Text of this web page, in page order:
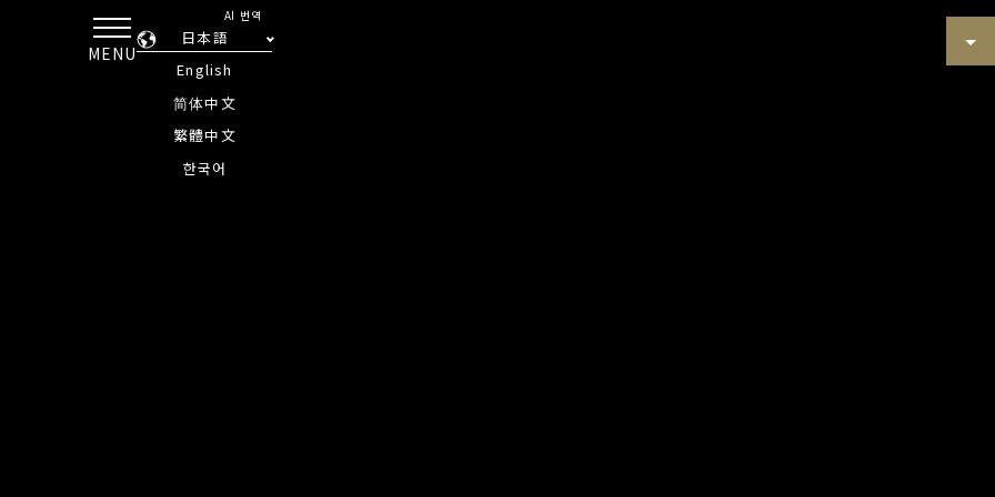
MENU
日本語
English
简体中文
繁體中文
한국어
AI 번역